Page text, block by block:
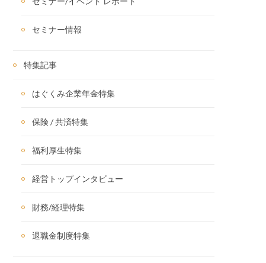
セミナー情報
特集記事
はぐくみ企業年金特集
保険 / 共済特集
福利厚生特集
経営トップインタビュー
財務/経理特集
退職金制度特集